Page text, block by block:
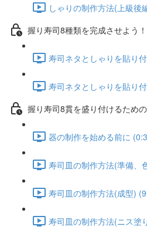
しゃりの制作方法(上級後
握り寿司8種類を完成させよう！
寿司ネタとしゃりを貼り
寿司ネタとしゃりを貼り
握り寿司8貫を盛り付けるため
器の制作を始める前に
寿司皿の制作方法(準備、
寿司皿の制作方法(成型)
寿司皿の制作方法(ニス塗